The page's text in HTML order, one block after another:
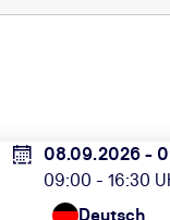
08.09.2026 -
09:00 - 16:30
Deutsch